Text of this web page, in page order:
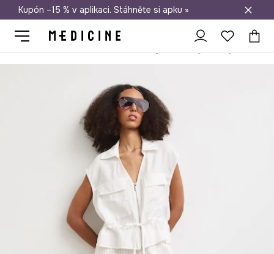
Doprava zdarma při nákupu nad 1 200 Kč
Kupón –15 % v aplikaci. Stáhněte si apku »